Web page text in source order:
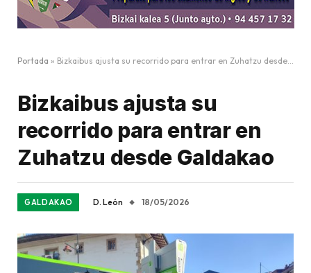
Portada » Bizkaibus ajusta su recorrido para entrar en Zuhatzu desde Galdakao
Bizkaibus ajusta su
recorrido para entrar en
Zuhatzu desde Galdakao
GALDAKAO D. León 18/05/2026